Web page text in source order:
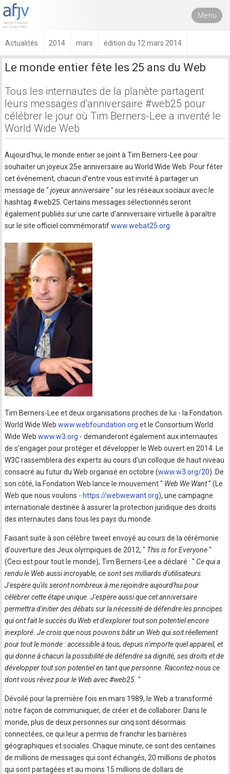
Menu
Actualités 2014 mars édition du 12 mars 2014
Le monde entier fête les 25 ans du Web
Tous les internautes de la planète partagent
leurs messages d'anniversaire #web25 pour
célébrer le jour où Tim Berners-Lee a inventé le
World Wide Web
Aujourd'hui, le monde entier se joint à Tim Berners-Lee pour
souhaiter un joyeux 25e anniversaire au World Wide Web. Pour fêter
cet événement, chacun d'entre vous est invité à partager un
message de " joyeux anniversaire" sur les réseaux sociaux avec le
hashtag #web25. Certains messages sélectionnés seront
également publiés sur une carte d'anniversaire virtuelle à paraître
sur le site officiel commémoratifwww.webat25.org
Tim Berners-Lee et deux organisations proches de lui - la Fondation
World Wide Webwww.webfoundation.org et le Consortium World
Wide Webwww.w3.org - demanderont également aux internautes
de s'engager pour protéger et développer le Web ouvert en 2014. Le
W3C rassemblera des experts au cours d'un colloque de haut niveau
consacré au futur du Web organisé en octobre (www.w3.org/20). De
son côté, la Fondation Web lance le mouvement " Web We Want" (Le
Web que nous voulons - https://webwewant.org), une campagne
internationale destinée à assurer la protection juridique des droits
des internautes dans tous les pays du monde.
Faisant suite à son célèbre tweet envoyé au cours de la cérémonie
d'ouverture des Jeux olympiques de 2012, " This is for Everyone"
(Ceci est pour tout le monde), Tim Berners-Lee a déclaré : " Ce qui a
rendu le Web aussi incroyable, ce sont ses milliards d'utilisateurs.
J'espère qu'ils seront nombreux à me rejoindre aujourd'hui pour
célébrer cette étape unique. J'espère aussi que cet anniversaire
permettra d'initier des débats sur la nécessité de défendre les principes
qui ont fait le succès du Web et d'explorer tout son potentiel encore
inexploré. Je crois que nous pouvons bâtir un Web qui soit réellement
pour tout le monde : accessible à tous, depuis n'importe quel appareil, et
qui donne à chacun la possibilité de défendre sa dignité, ses droits et de
développer tout son potentiel en tant que personne. Racontez-nous ce
dont vous rêvez pour le Web avec #web25."
Dévoilé pour la première fois en mars 1989, le Web a transformé
notre façon de communiquer, de créer et de collaborer. Dans le
monde, plus de deux personnes sur cinq sont désormais
connectées, ce qui leur a permis de franchir les barrières
géographiques et sociales. Chaque minute, ce sont des centaines
de millions de messages qui sont échangés, 20 millions de photos
qui sont partagées et au moins 15 millions de dollars de